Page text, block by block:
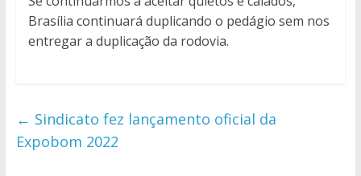
Brasília continuará duplicando o pedágio sem nos
entregar a duplicação da rodovia.
← Sindicato fez lançamento oficial da
Expobom 2022